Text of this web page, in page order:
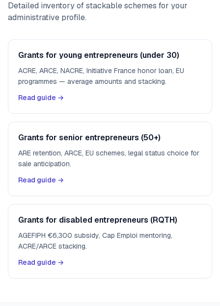
Detailed inventory of stackable schemes for your
administrative profile.
Grants for young entrepreneurs (under 30)
ACRE, ARCE, NACRE, Initiative France honor loan, EU
programmes — average amounts and stacking.
Read guide →
Grants for senior entrepreneurs (50+)
ARE retention, ARCE, EU schemes, legal status choice for
sale anticipation.
Read guide →
Grants for disabled entrepreneurs (RQTH)
AGEFIPH €6,300 subsidy, Cap Emploi mentoring,
ACRE/ARCE stacking.
Read guide →